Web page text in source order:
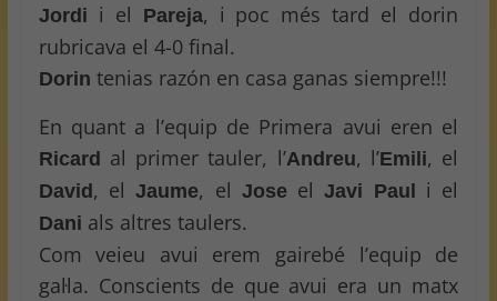
Jordi i el Pareja, i poc més tard el dorin
rubricava el 4-0 final.
Dorin tenias razón en casa ganas siempre!!!
En quant a l’equip de Primera avui eren el
Ricard al primer tauler, l’Andreu, l’Emili, el
David , elJaume, el Jose elJavi Paul i el
Dani als altres taulers.
Com veieu avui erem gairebé l’equip de
gal·la. Conscients de que avui era un matx